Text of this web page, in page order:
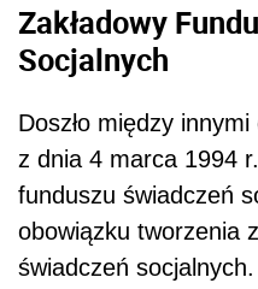
Zakładowy
Socjalnych
Doszło między
z dnia 4 marca 1994
funduszu świadczeń
obowiązku tworzenia
świadczeń